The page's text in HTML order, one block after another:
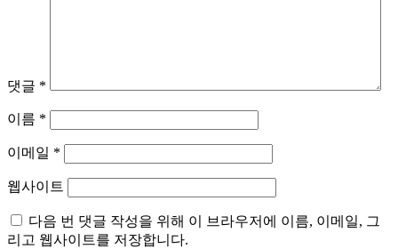
댓글 *
이름 *
이메일 *
웹사이트
다음 번 댓글 작성을 위해 이 브라우저에 이름, 이메일, 그
리고 웹사이트를 저장합니다.